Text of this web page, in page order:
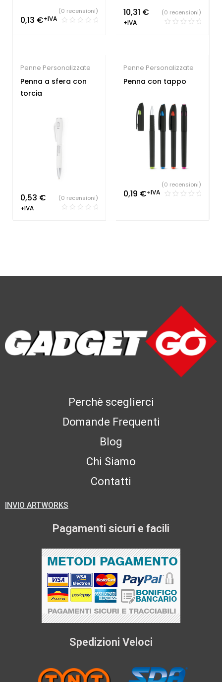
0,13 €+IVA
(0 recensioni) 10,31 €
+IVA
(0 recensioni)
Penne Personalizzate
Penna a sfera con
torcia
0,53 €
+IVA
(0 recensioni)
Penne Personalizzate
Penna con tappo
0,19 €+IVA
(0 recensioni)
Perchè sceglierci
Domande Frequenti
Blog
Chi Siamo
Contatti
INVIO ARTWORKS
Pagamenti sicuri e facili
Spedizioni Veloci